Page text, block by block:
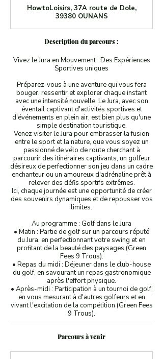
HowtoLoisirs, 37A route de Dole,
39380 OUNANS
Description du parcours :
Vivez le Jura en Mouvement : Des Expériences
Sportives uniques
Préparez-vous à une aventure qui vous fera
bouger, ressentir et explorer chaque instant
avec une intensité nouvelle. Le Jura, avec son
éventail captivant d'activités sportives et
d'événements en plein air, est bien plus qu'une
simple destination touristique.
Venez visiter le Jura pour embrasser la fusion
entre le sport et la nature, que vous soyez un
passionné de vélo de route cherchant à
parcourir des itinéraires captivants, un golfeur
désireux de perfectionner son jeu dans un cadre
enchanteur ou un amoureux d'adrénaline prêt à
relever des défis sportifs extrêmes.
Ici, chaque journée est une opportunité de créer
des souvenirs dynamiques et de repousser vos
limites.
Au programme : Golf dans le Jura
• Matin : Partie de golf sur un parcours réputé
du Jura, en perfectionnant votre swing et en
profitant de la beauté des paysages (Green
Fees 9 Trous).
• Repas du midi : Déjeuner dans le club-house
du golf, en savourant un repas gastronomique
après l'effort physique.
• Après-midi : Participation à un tournoi de golf,
en vous mesurant à d'autres golfeurs et en
vivant l'excitation de la compétition (Green Fees
Parcours à venir